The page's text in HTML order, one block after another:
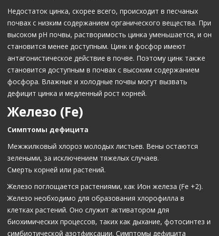
Недостаток цинка, скорее всего, происходит в песчаных
почвах с низким содержанием органического вещества. При
высоком рН почвы, растворимость цинка уменьшается, и он
становится менее доступным. Цинк и фосфор имеют
антагонистическое действие в почве. Поэтому цинк также
становится доступным в почвах с высоким содержанием
фосфора. Влажные и холодные почвы могут вызвать
дефицит цинка и медленный рост корней.
Железо (Fe)
Симптомы дефицита
Межжилковый хлороз молодых листьев. Вены остаются
зелеными, за исключением тяжелых случаев.
Смерть корней или растений.
Железо поглощается растениями, как Ион железа (Fe +2).
Железо необходимо для образования хлорофилла в
клетках растений. Оно служит активатором для
биохимических процессов, таких как дыхание, фотосинтез и
симбиотической азотфиксации. Симптомы дефицита